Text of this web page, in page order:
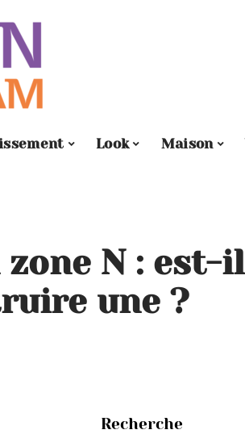
Look Maison
zone N : est-
une ?
Recherche